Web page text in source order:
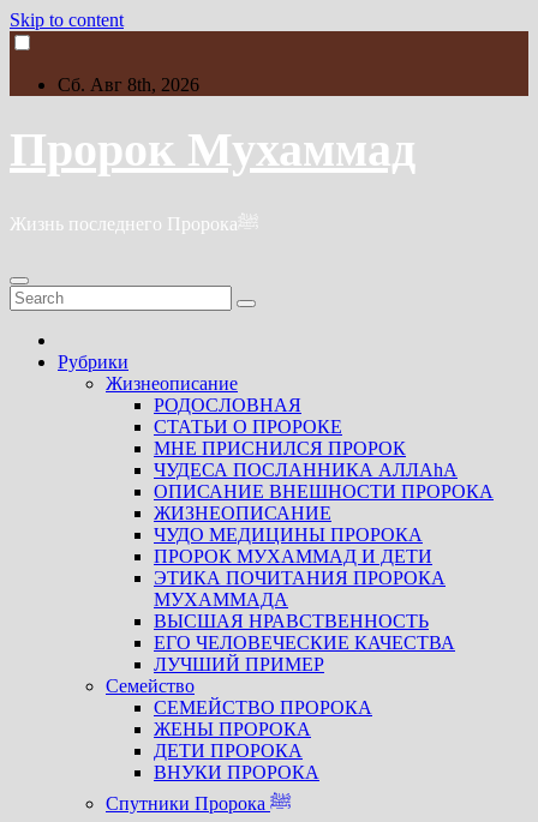
Skip to content
Сб. Авг 8th, 2026
Пророк Мухаммад
Жизнь последнего Пророкаﷺ
Рубрики
Жизнеописание
РОДОСЛОВНАЯ
СТАТЬИ О ПРОРОКЕ
МНЕ ПРИСНИЛСЯ ПРОРОК
ЧУДЕСА ПОСЛАННИКА АЛЛАhА
ОПИСАНИЕ ВНЕШНОСТИ ПРОРОКА
ЖИЗНЕОПИСАНИЕ
ЧУДО МЕДИЦИНЫ ПРОРОКА
ПРОРОК МУХАММАД И ДЕТИ
ЭТИКА ПОЧИТАНИЯ ПРОРОКА
МУХАММАДА
ВЫСШАЯ НРАВСТВЕННОСТЬ
ЕГО ЧЕЛОВЕЧЕСКИЕ КАЧЕСТВА
ЛУЧШИЙ ПРИМЕР
Семейство
СЕМЕЙСТВО ПРОРОКА
ЖЕНЫ ПРОРОКА
ДЕТИ ПРОРОКА
ВНУКИ ПРОРОКА
Спутники Пророка ﷺ